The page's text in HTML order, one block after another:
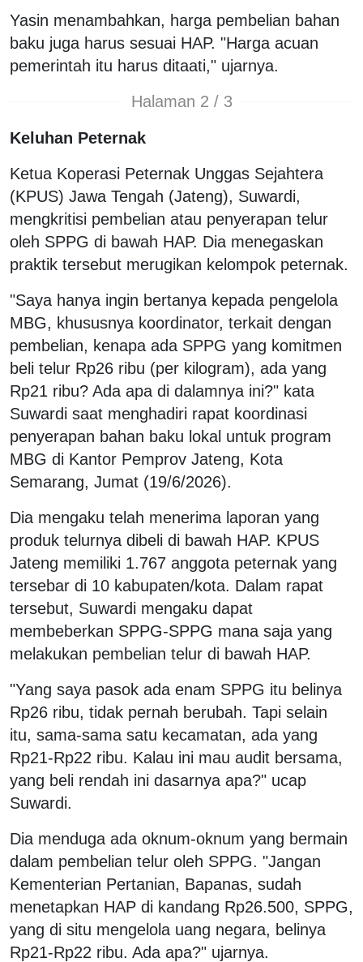
Yasin menambahkan, harga pembelian bahan
baku juga harus sesuai HAP. "Harga acuan
pemerintah itu harus ditaati," ujarnya.
Halaman 2 / 3
Keluhan Peternak
Ketua Koperasi Peternak Unggas Sejahtera
(KPUS) Jawa Tengah (Jateng), Suwardi,
mengkritisi pembelian atau penyerapan telur
oleh SPPG di bawah HAP. Dia menegaskan
praktik tersebut merugikan kelompok peternak.
"Saya hanya ingin bertanya kepada pengelola
MBG, khususnya koordinator, terkait dengan
pembelian, kenapa ada SPPG yang komitmen
beli telur Rp26 ribu (per kilogram), ada yang
Rp21 ribu? Ada apa di dalamnya ini?" kata
Suwardi saat menghadiri rapat koordinasi
penyerapan bahan baku lokal untuk program
MBG di Kantor Pemprov Jateng, Kota
Semarang, Jumat (19/6/2026).
Dia mengaku telah menerima laporan yang
produk telurnya dibeli di bawah HAP. KPUS
Jateng memiliki 1.767 anggota peternak yang
tersebar di 10 kabupaten/kota. Dalam rapat
tersebut, Suwardi mengaku dapat
membeberkan SPPG-SPPG mana saja yang
melakukan pembelian telur di bawah HAP.
"Yang saya pasok ada enam SPPG itu belinya
Rp26 ribu, tidak pernah berubah. Tapi selain
itu, sama-sama satu kecamatan, ada yang
Rp21-Rp22 ribu. Kalau ini mau audit bersama,
yang beli rendah ini dasarnya apa?" ucap
Suwardi.
Dia menduga ada oknum-oknum yang bermain
dalam pembelian telur oleh SPPG. "Jangan
Kementerian Pertanian, Bapanas, sudah
menetapkan HAP di kandang Rp26.500, SPPG,
yang di situ mengelola uang negara, belinya
Rp21-Rp22 ribu. Ada apa?" ujarnya.